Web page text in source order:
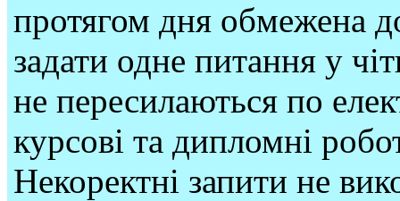
протягом дня обмежена
задати одне питання у
не пересилаються по
курсові та дипломні
Некоректні запити не